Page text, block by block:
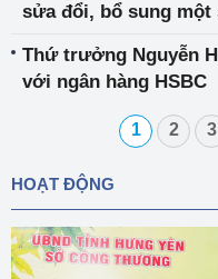
sửa đổi, bổ sung một
Thứ trưởng Nguyễn
với ngân hàng HSBC
1 2 3
HOẠT ĐỘNG